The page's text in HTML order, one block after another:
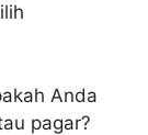
Anda
pagar?